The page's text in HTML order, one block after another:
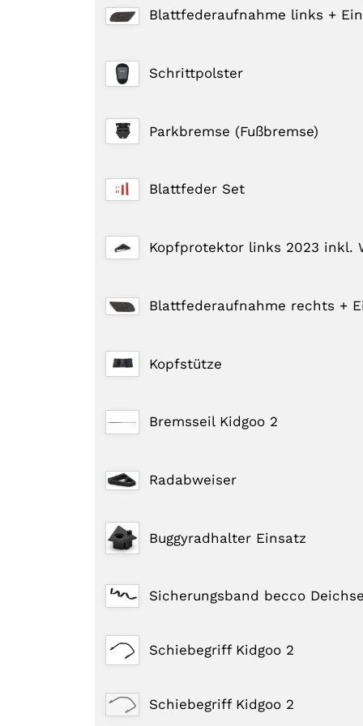
Blattfederaufnahme links +
Schrittpolster
Parkbremse (Fußbremse)
Blattfeder Set
Kopfprotektor links 2023 inkl.
Blattfederaufnahme rechts +
Kopfstütze
Bremsseil Kidgoo 2
Radabweiser
Buggyradhalter Einsatz
Sicherungsband becco
Schiebegriff Kidgoo 2
Schiebegriff Kidgoo 2